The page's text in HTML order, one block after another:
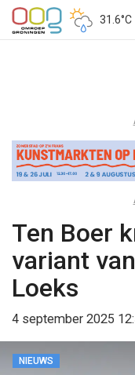
31.6°C
Ten Boer
variant
Loeks
4 september 2025
NIEUWS